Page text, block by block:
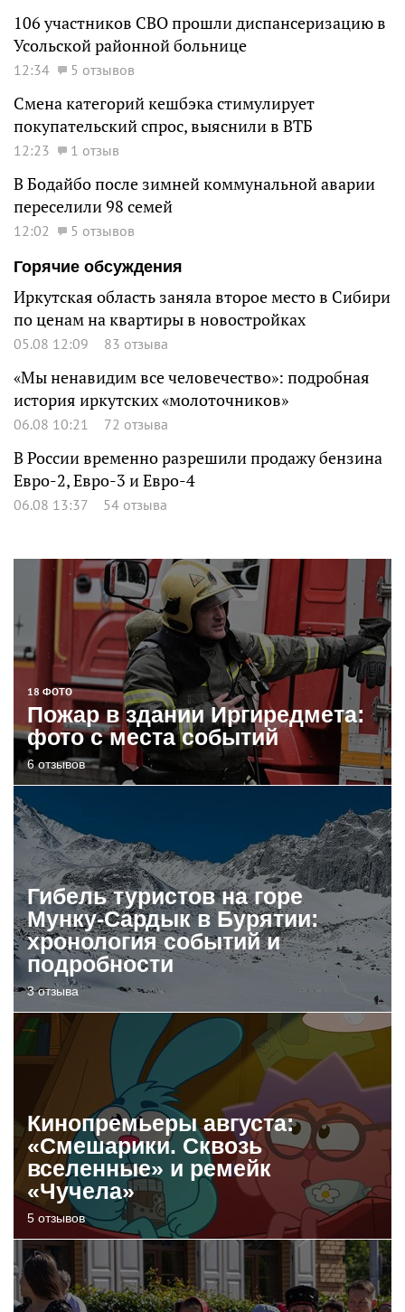
106 участников СВО прошли диспансеризацию в
Усольской районной больнице
12:34 5 отзывов
Смена категорий кешбэка стимулирует
покупательский спрос, выяснили в ВТБ
12:23 1 отзыв
В Бодайбо после зимней коммунальной аварии
переселили 98 семей
12:02
5 отзывов
Горячие обсуждения
Иркутская область заняла второе место в Сибири
по ценам на квартиры в новостройках
05.08 12:09 83 отзыва
«Мы ненавидим все человечество»: подробная
история иркутских «молоточников»
06.08 10:21 72 отзыва
В России временно разрешили продажу бензина
Евро-2, Евро-3 и Евро-4
06.08 13:37 54 отзыва
18 ФОТО
Пожар в здании Иргиредмета:
фото с места событий
6 отзывов
Гибель туристов на горе
Мунку-Сардык в Бурятии:
хронология событий и
подробности
3 отзыва
Кинопремьеры августа:
«Смешарики. Сквозь
вселенные» и ремейк
«Чучела»
5 отзывов